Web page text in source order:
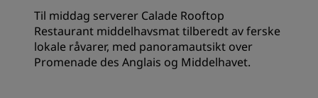
Til middag serverer Calade Rooftop
Restaurant middelhavsmat tilberedt av ferske
lokale råvarer, med panoramautsikt over
Promenade des Anglais og Middelhavet.